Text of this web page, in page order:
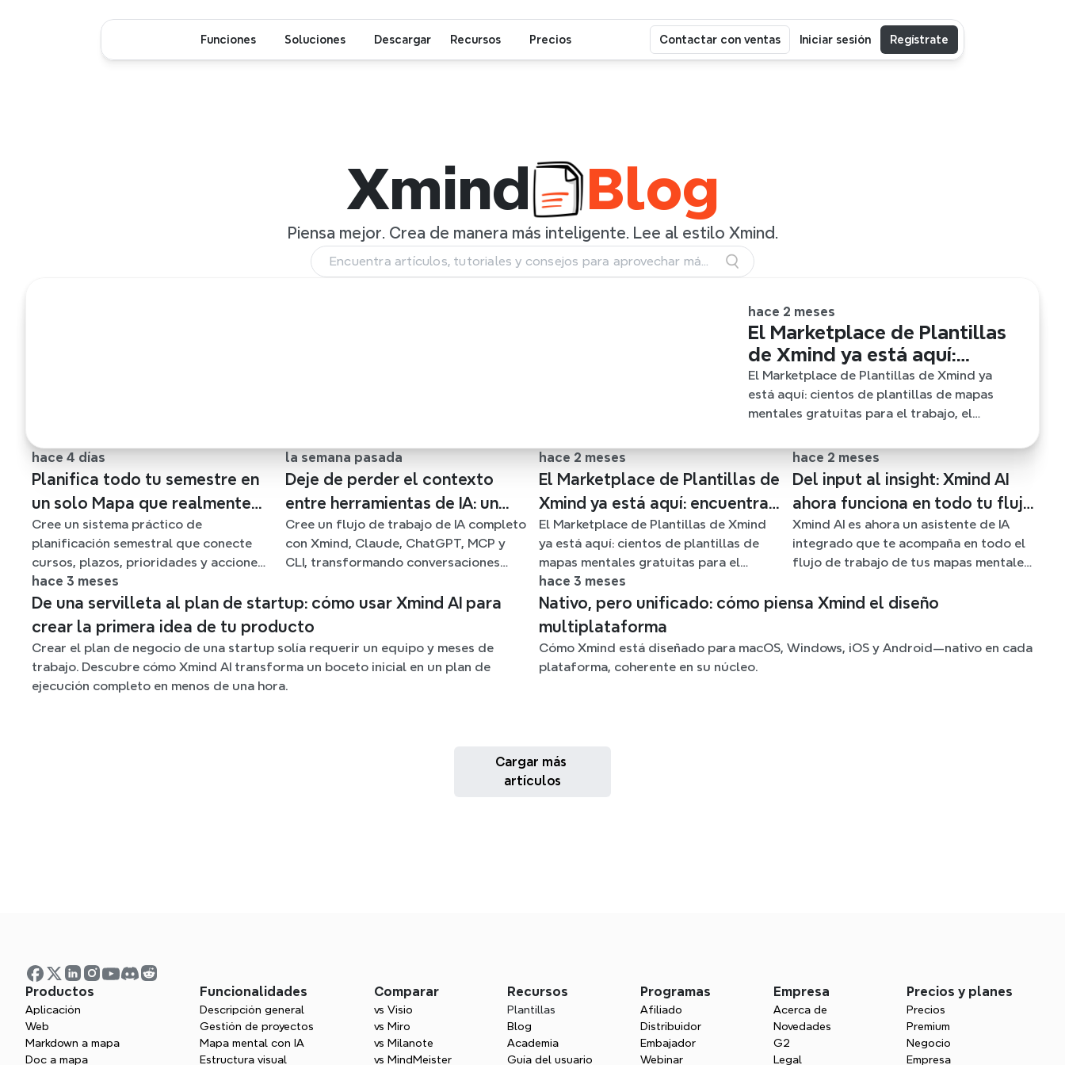
Xmind Blog
Piensa mejor. Crea de manera más inteligente. Lee al estilo Xmind.
Encuentra artículos, tutoriales y consejos para aprovechar más
Xmind.
hace 2 meses
El Marketplace de Plantillas
de Xmind ya está aquí:
encuentra tu plantilla de
mapa mental para cualquier
situación
El Marketplace de Plantillas de Xmind ya
está aquí: cientos de plantillas de mapas
mentales gratuitas para el trabajo, el
partida ideal y olvídate de la página en
blanco.
hace 4 días
Planifica todo tu semestre en
un solo Mapa que realmente
puedas mantener al día
Cree un sistema práctico de
planificación semestral que conecte
cursos, plazos, prioridades y acciones
semanales en un mapa mental de Xmind
flexible durante todo el trimestre.
la semana pasada
Deje de perder el contexto
entre herramientas de IA: un
flujo de trabajo conectado
con Xmind
Cree un flujo de trabajo de IA completo
con Xmind, Claude, ChatGPT, MCP y
CLI, transformando conversaciones
mapas mentales editables.
hace 2 meses
El Marketplace de Plantillas de
Xmind ya está aquí: encuentra
tu plantilla de mapa mental
para cualquier situación
El Marketplace de Plantillas de Xmind
ya está aquí: cientos de plantillas de
mapas mentales gratuitas para el
trabajo, el estudio, la vida y más.
Encuentra el punto de partida ideal y
olvídate de la página en blanco.
hace 2 meses
Del input al insight: Xmind AI
ahora funciona en todo tu flujo
de trabajo de mapa mental
Xmind AI es ahora un asistente de IA
integrado que te acompaña en todo el
flujo de trabajo de tus mapas mentales:
planifica y exporta, todo sin salir de tu
hace 3 meses
De una servilleta al plan de startup: cómo usar Xmind AI para
crear la primera idea de tu producto
Crear el plan de negocio de una startup solía requerir un equipo y meses de
trabajo. Descubre cómo Xmind AI transforma un boceto inicial en un plan de
ejecución completo en menos de una hora.
hace 3 meses
Nativo, pero unificado: cómo piensa Xmind el diseño
multiplataforma
Cómo Xmind está diseñado para macOS, Windows, iOS y Android—nativo en cada
plataforma, coherente en su núcleo.
Cargar más
artículos
Productos
Aplicación
Web
Markdown a mapa
Doc a mapa
Funcionalidades
Descripción general
Gestión de proyectos
Mapa mental con IA
Estructura visual
Comparar
vs Visio
vs Miro
vs Milanote
vs MindMeister
Recursos
Plantillas
Blog
Academia
Guía del usuario
Programas
Afiliado
Distribuidor
Embajador
Webinar
Empresa
Acerca de
Novedades
G2
Legal
Precios y planes
Precios
Premium
Negocio
Empresa
Funciones Soluciones Descargar Recursos Precios Contactar con ventas Iniciar sesión Regístrate